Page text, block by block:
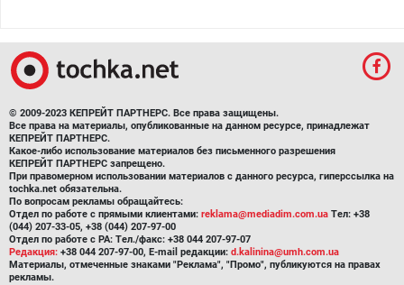
© 2009-2023 КЕПРЕЙТ ПАРТНЕРС. Все права защищены.
Все права на материалы, опубликованные на данном ресурсе, принадлежат
КЕПРЕЙТ ПАРТНЕРС.
Какое-либо использование материалов без письменного разрешения
КЕПРЕЙТ ПАРТНЕРС запрещено.
При правомерном использовании материалов с данного ресурса, гиперссылка на
tochka.net обязательна.
По вопросам рекламы обращайтесь:
Отдел по работе с прямыми клиентами: reklama@mediadim.com.ua Тел: +38
(044) 207-33-05, +38 (044) 207-97-00
Отдел по работе с РА: Тел./факс: +38 044 207-97-07
Редакция: +38 044 207-97-00, E-mail редакции: d.kalinina@umh.com.ua
Материалы, отмеченные знаками "Реклама", "Промо", публикуются на правах
рекламы.